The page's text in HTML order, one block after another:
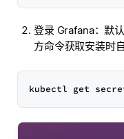
登录 Grafana：默
方命令获取安装时
kubectl get